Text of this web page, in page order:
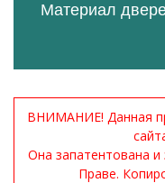
Материал
ВНИМАНИЕ! Данная
Она запатентована
Праве.